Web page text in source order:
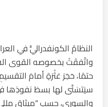
النظامُ الكونفدراليُّ في
واتّفقَتْ بخصوصه القوى
حتمًا، حَجَرَ عَثْرَةٍ أمامَ
سيَتسَنَّى لها بسطَ نفوذِها
والسوري، حسب “ميثاق